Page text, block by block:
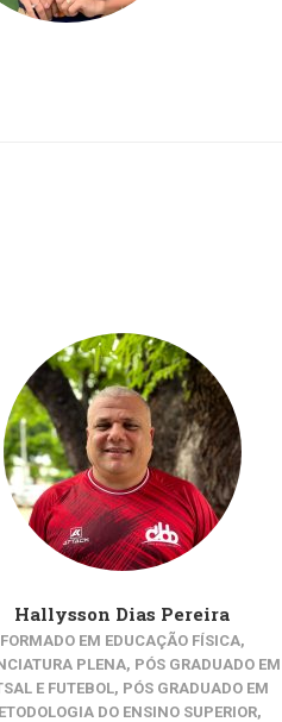
Hallysson Dias Pereira
FORMADO EM EDUCAÇÃO FÍSICA,
PLENA, PÓS GRADUADO EM
E FUTEBOL, PÓS GRADUADO EM
DO ENSINO SUPERIOR,